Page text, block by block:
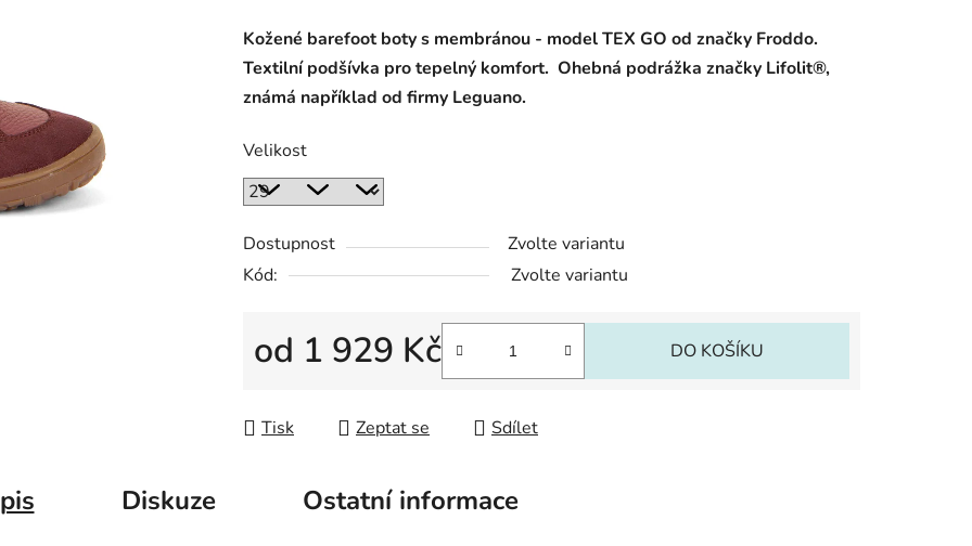
Kožené barefoot boty s membránou - model TEX GO od značky Froddo.
Textilní podšívka pro tepelný komfort. Ohebná podrážka značky Lifolit®,
známá například od firmy Leguano.
Velikost
Dostupnost
Zvolte variantu
Kód:
Zvolte variantu
od 1 929 Kč DO KOŠÍKU
Tisk Zeptat se Sdílet
Diskuze Ostatní informace